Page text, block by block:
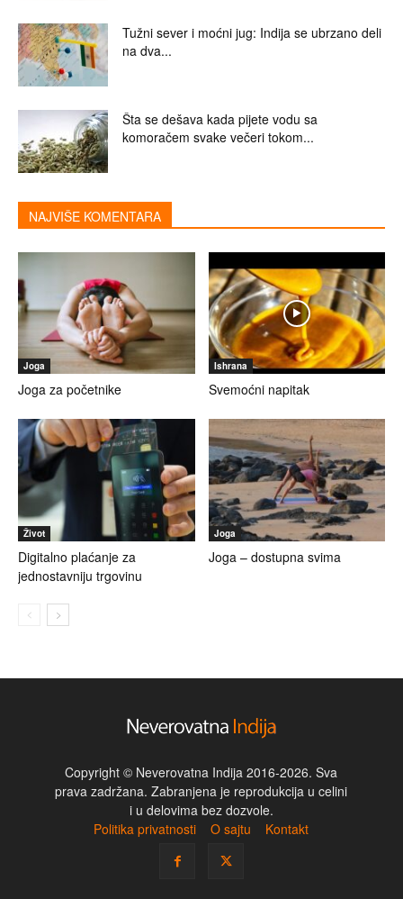
Tužni sever i moćni jug: Indija se ubrzano deli
na dva...
Šta se dešava kada pijete vodu sa
komoračem svake večeri tokom...
NAJVIŠE KOMENTARA
Joga
Joga za početnike
Ishrana
Svemoćni napitak
Život
Digitalno plaćanje za
jednostavniju trgovinu
Joga
Joga – dostupna svima
Copyright © Neverovatna Indija 2016-2026. Sva
prava zadržana. Zabranjena je reprodukcija u celini
i u delovima bez dozvole.
Politika privatnosti
O sajtu Kontakt